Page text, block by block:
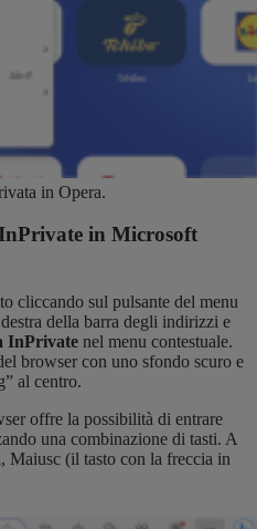
in Opera.
in Microsoft
cliccando sul pulsante del menu
della barra degli indirizzi e
InPrivate nel menu contestuale.
browser con uno sfondo scuro e
al centro.
offre la possibilità di entrare
una combinazione di tasti. A
Maiusc (il tasto con la freccia in